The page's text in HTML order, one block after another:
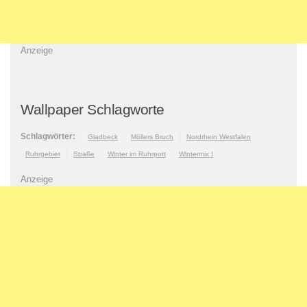
Anzeige
Wallpaper Schlagworte
Schlagwörter: Gladbeck Möllers Bruch Nordrhein Westfalen
Ruhrgebiet Straße Winter im Ruhrpott Wintermix I
Anzeige